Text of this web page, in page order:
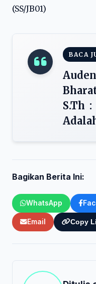
(SS/JB01)
BACA
S.Th
Bagikan Berita Ini:
WhatsApp
Email Copy